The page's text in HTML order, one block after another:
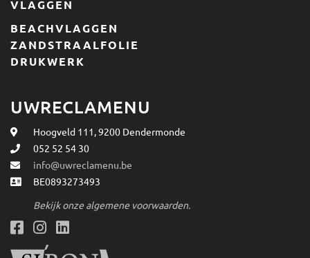
VLAGGEN
BEACHVLAGGEN
ZANDSTRAALFOLIE
DRUKWERK
UWRECLAMENU
Hoogveld 111, 9200 Dendermonde
052 52 54 30
info@uwreclamenu.be
BE0893273493
Bekijk onze algemene voorwaarden.